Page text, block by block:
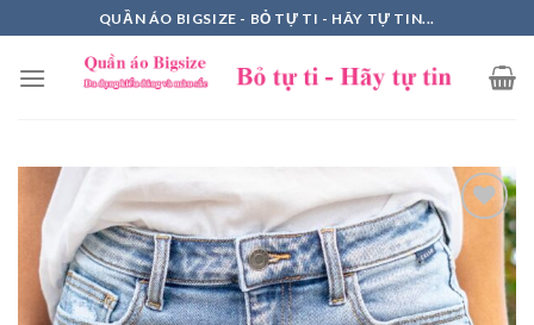
to
content
QUẦN ÁO BIGSIZE - BỎ TỰ TI - HÃY TỰ TIN...
Add to
Wishlist